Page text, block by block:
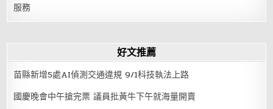
服務
好文推薦
苗縣新增5處AI偵測交通違規 9/1科技執法上路
國慶晚會中午搶完票 議員批黃牛下午就海量開賣